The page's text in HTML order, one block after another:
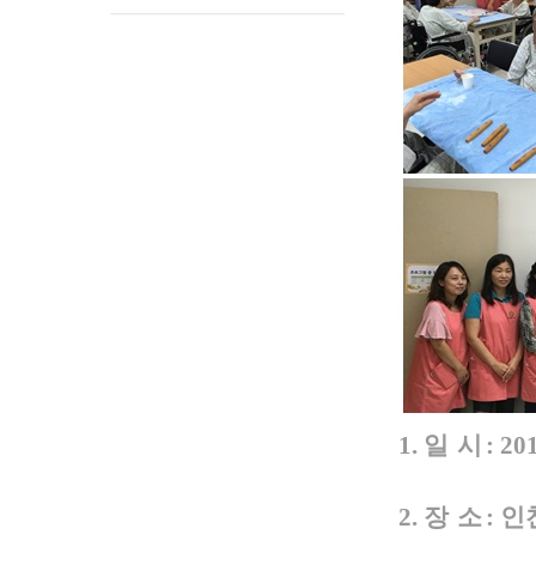
1. 일 시 :
2. 장 소 : 인